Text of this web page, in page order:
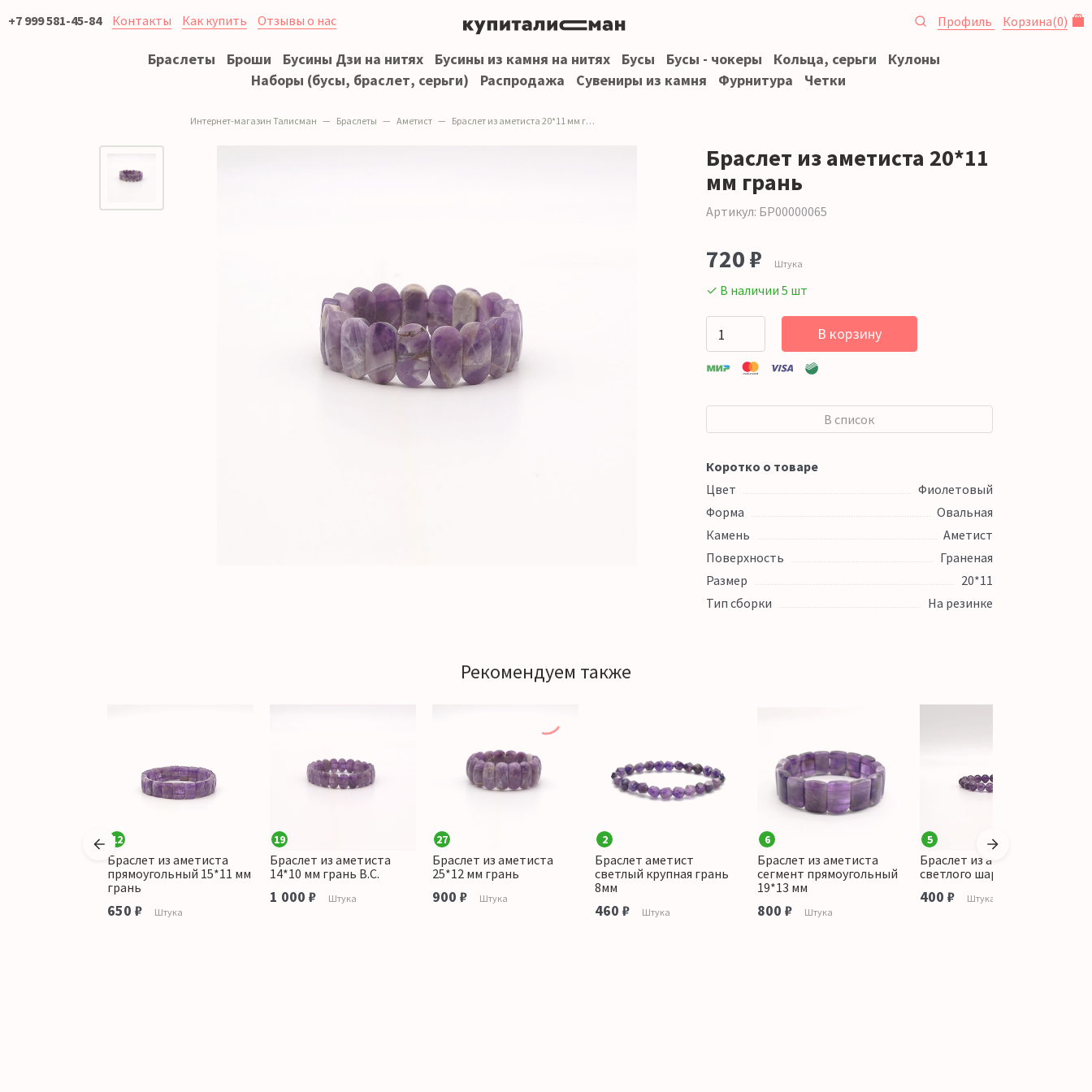
+7 999 581-45-84 Контакты Как купить Отзывы о нас Профиль Корзина(0)
Браслеты Броши Бусины Дзи на нитях Бусины из камня на нитях Бусы Бусы - чокеры Кольца, серьги
Кулоны
Наборы (бусы, браслет, серьги)
Распродажа Сувениры из камня Фурнитура Четки
Интернет-магазин Талисман Браслеты Аметист Браслет из аметиста 20*11 мм грань
Браслет из аметиста 20*11
мм грань
Артикул: БР00000065
720 ₽ Штука
✓ В наличии 5 шт
В корзину
В список
Коротко о товаре
Цвет
Фиолетовый
Форма
Овальная
Камень
Аметист
Поверхность
Граненая
Размер
20*11
Тип сборки
На резинке
Рекомендуем также
12
Браслет из аметиста
прямоугольный 15*11 мм
грань
650 ₽ Штука
19
Браслет из аметиста
14*10 мм грань В.С.
1 000 ₽ Штука
27
Браслет из аметиста
25*12 мм грань
900 ₽ Штука
2
Браслет аметист
светлый крупная грань
8мм
460 ₽ Штука
6
Браслет из аметиста
сегмент прямоугольный
19*13 мм
800 ₽ Штука
5
Браслет из аметиста
светлого шар 10 мм
400 ₽ Штука